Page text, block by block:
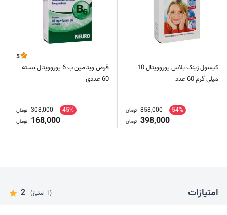
کپسول زینک پلاس یوروویتال 10
میلی گرم 60 عدد
54%
858,000 تومان
398,000 تومان
5
قرص ویتامین ب 6 یوروویتال بسته
60 عددی
45%
308,000 تومان
168,000 تومان
امتیازات (1 امتیاز) 2